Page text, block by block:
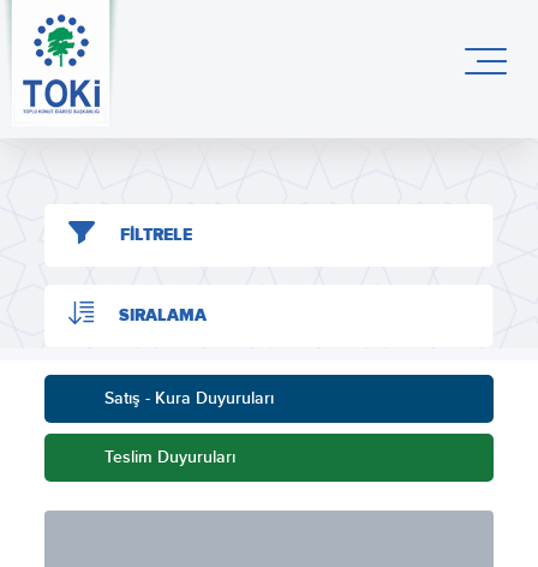
FİLTRELE
SIRALAMA
Satış - Kura Duyuruları
Teslim Duyuruları